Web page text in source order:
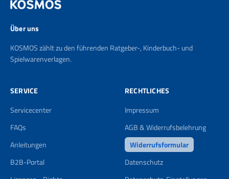
Über uns
KOSMOS zählt zu den führenden Ratgeber-, Kinderbuch- und
Spielwarenverlagen.
SERVICE
Servicecenter
FAQs
Anleitungen
B2B-Portal
RECHTLICHES
Impressum
AGB & Widerrufsbelehrung
Widerrufsformular
Datenschutz